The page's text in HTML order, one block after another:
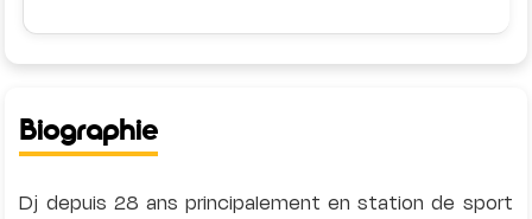
Biographie
Dj depuis 28 ans principalement en station de sport